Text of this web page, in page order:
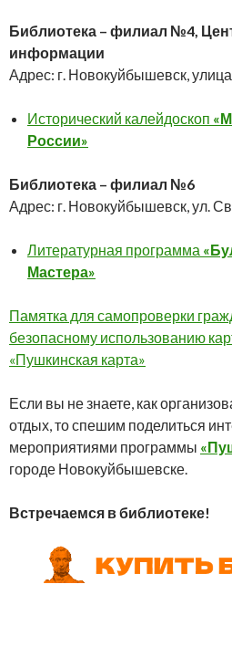
Библиотека – филиал №4,
информации
Адрес: г. Новокуйбышевск,
Исторический калейдоскоп
России»
Библиотека – филиал №6
Адрес: г. Новокуйбышевск, ул.
Литературная программа
Мастера»
Памятка для самопроверки
безопасному использованию
«Пушкинская карта»
Если вы не знаете, как
отдых, то спешим поделиться
мероприятиями программы
городе Новокуйбышевске.
Встречаемся в библиотеке!